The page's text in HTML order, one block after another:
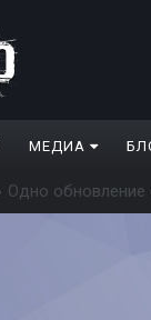
МЕДИА
Одно обновление